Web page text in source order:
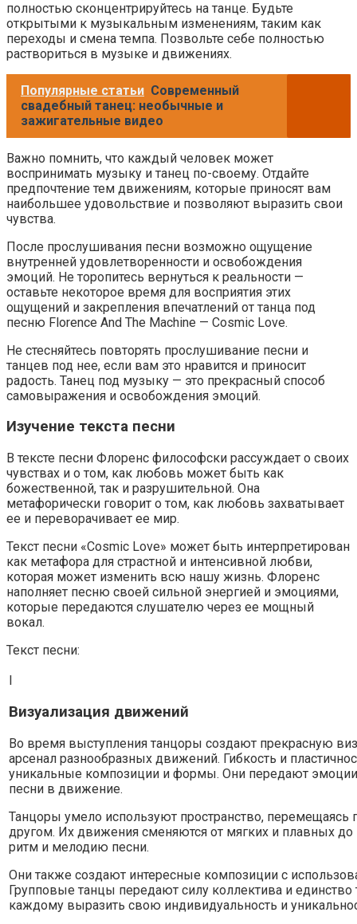
полностью сконцентрируйтесь на танце. Будьте
открытыми к музыкальным изменениям, таким как
переходы и смена темпа. Позвольте себе полностью
раствориться в музыке и движениях.
Популярные статьи Современный
свадебный танец: необычные и
зажигательные видео
Важно помнить, что каждый человек может
воспринимать музыку и танец по-своему. Отдайте
предпочтение тем движениям, которые приносят вам
наибольшее удовольствие и позволяют выразить свои
чувства.
После прослушивания песни возможно ощущение
внутренней удовлетворенности и освобождения
эмоций. Не торопитесь вернуться к реальности —
оставьте некоторое время для восприятия этих
ощущений и закрепления впечатлений от танца под
песню Florence And The Machine — Cosmic Love.
Не стесняйтесь повторять прослушивание песни и
танцев под нее, если вам это нравится и приносит
радость. Танец под музыку — это прекрасный способ
самовыражения и освобождения эмоций.
Изучение текста песни
В тексте песни Флоренс философски рассуждает о своих
чувствах и о том, как любовь может быть как
божественной, так и разрушительной. Она
метафорически говорит о том, как любовь захватывает
ее и переворачивает ее мир.
Текст песни «Cosmic Love» может быть интерпретирован
как метафора для страстной и интенсивной любви,
которая может изменить всю нашу жизнь. Флоренс
наполняет песню своей сильной энергией и эмоциями,
которые передаются слушателю через ее мощный
вокал.
Текст песни:
I
Визуализация движений
Во время выступления танцоры создают прекрасную
арсенал разнообразных движений. Гибкость и
уникальные композиции и формы. Они передают
песни в движение.
Танцоры умело используют пространство, перемещаясь
другом. Их движения сменяются от мягких и плавных
ритм и мелодию песни.
Они также создают интересные композиции с
Групповые танцы передают силу коллектива и
каждому выразить свою индивидуальность и